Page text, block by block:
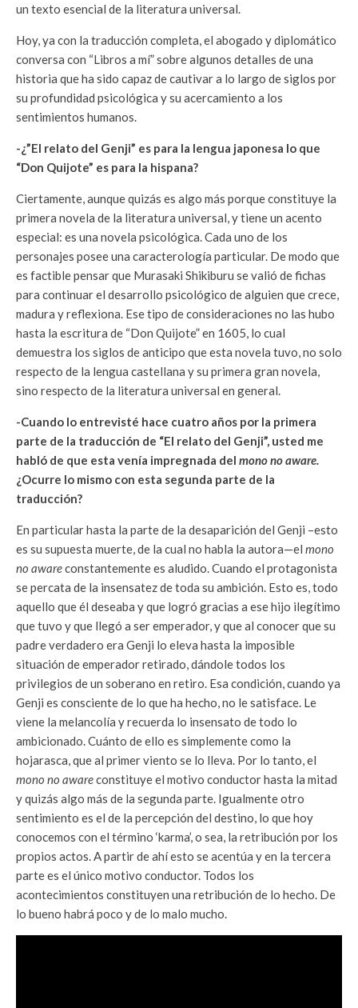
un texto esencial de la literatura universal.
Hoy, ya con la traducción completa, el abogado y diplomático
conversa con “Libros a mí” sobre algunos detalles de una
historia que ha sido capaz de cautivar a lo largo de siglos por
su profundidad psicológica y su acercamiento a los
sentimientos humanos.
-¿”El relato del Genji” es para la lengua japonesa lo que
“Don Quijote” es para la hispana?
Ciertamente, aunque quizás es algo más porque constituye la
primera novela de la literatura universal, y tiene un acento
especial: es una novela psicológica. Cada uno de los
personajes posee una caracterología particular. De modo que
es factible pensar que Murasaki Shikiburu se valió de fichas
para continuar el desarrollo psicológico de alguien que crece,
madura y reflexiona. Ese tipo de consideraciones no las hubo
hasta la escritura de “Don Quijote” en 1605, lo cual
demuestra los siglos de anticipo que esta novela tuvo, no solo
respecto de la lengua castellana y su primera gran novela,
sino respecto de la literatura universal en general.
-Cuando lo entrevisté hace cuatro años por la primera
parte de la traducción de “El relato del Genji”, usted me
habló de que esta venía impregnada del mono no aware.
¿Ocurre lo mismo con esta segunda parte de la
traducción?
En particular hasta la parte de la desaparición del Genji –esto
es su supuesta muerte, de la cual no habla la autora—el mono
no awareconstantemente es aludido. Cuando el protagonista
se percata de la insensatez de toda su ambición. Esto es, todo
aquello que él deseaba y que logró gracias a ese hijo ilegítimo
que tuvo y que llegó a ser emperador, y que al conocer que su
padre verdadero era Genji lo eleva hasta la imposible
situación de emperador retirado, dándole todos los
privilegios de un soberano en retiro. Esa condición, cuando ya
Genji es consciente de lo que ha hecho, no le satisface. Le
viene la melancolía y recuerda lo insensato de todo lo
ambicionado. Cuánto de ello es simplemente como la
hojarasca, que al primer viento se lo lleva. Por lo tanto, el
mono no awareconstituye el motivo conductor hasta la mitad
y quizás algo más de la segunda parte. Igualmente otro
sentimiento es el de la percepción del destino, lo que hoy
conocemos con el término ‘karma’, o sea, la retribución por los
propios actos. A partir de ahí esto se acentúa y en la tercera
parte es el único motivo conductor. Todos los
acontecimientos constituyen una retribución de lo hecho. De
lo bueno habrá poco y de lo malo mucho.